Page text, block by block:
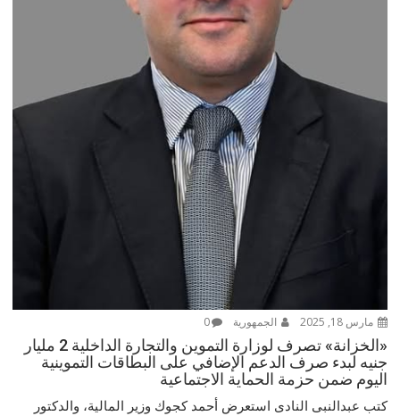
مارس 18, 2025 الجمهورية 0
«الخزانة» تصرف لوزارة التموين والتجارة الداخلية 2 مليار
جنيه لبدء صرف الدعم الإضافي على البطاقات التموينية
اليوم ضمن حزمة الحماية الاجتماعية
كتب عبدالنبى النادى استعرض أحمد كجوك وزير المالية، والدكتور